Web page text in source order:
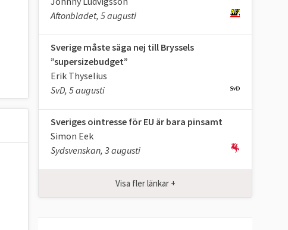
Aftonbladet, 5 augusti
Sverige måste säga nej till Bryssels
”supersizebudget”
Erik Thyselius
SvD, 5 augusti
Sveriges ointresse för EU är bara pinsamt
Simon Eek
Sydsvenskan, 3 augusti
Visa fler länkar +